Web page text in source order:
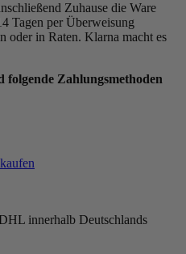
Zuhause die Ware
Tagen per Überweisung
oder in Raten. Klarna macht es
Zahlungsmethoden
innerhalb Deutschlands